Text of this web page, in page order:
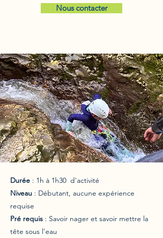
Nous contacter
Durée : 1h à 1h30 d'activité
Niveau : Débutant, aucune expérience
requise
Pré requis : Savoir nager et savoir mettre la
tête sous l’eau